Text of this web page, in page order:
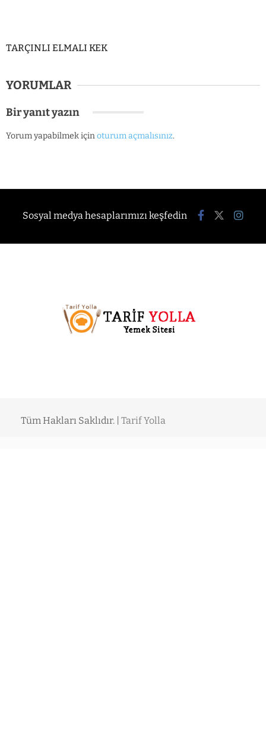
TARÇINLI ELMALI KEK
YORUMLAR
Bir yanıt yazın
Yorum yapabilmek içinoturum açmalısınız.
Sosyal medya hesaplarımızı keşfedin
Tüm Hakları Saklıdır. | Tarif Yolla